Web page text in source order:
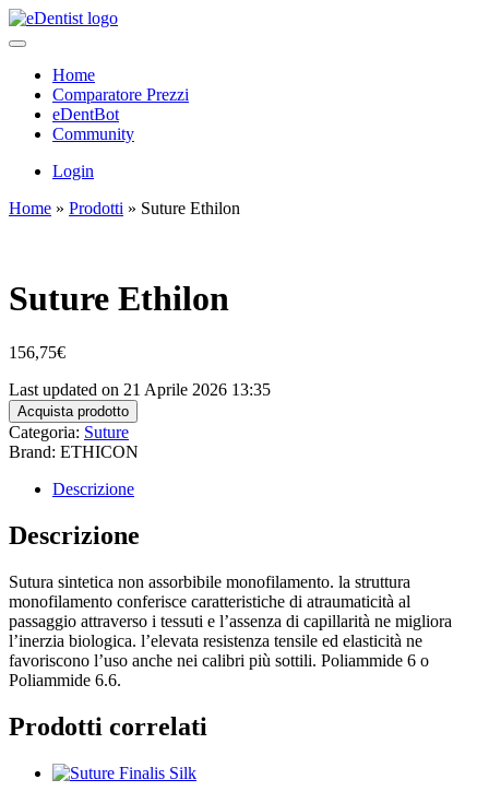
Home
Comparatore Prezzi
eDentBot
Community
Login
Home » Prodotti » Suture Ethilon
Suture Ethilon
156,75€
Last updated on 21 Aprile 2026 13:35
Acquista prodotto
Categoria: Suture
Brand: ETHICON
Descrizione
Descrizione
Sutura sintetica non assorbibile monofilamento. la struttura
monofilamento conferisce caratteristiche di atraumaticità al
passaggio attraverso i tessuti e l’assenza di capillarità ne migliora
l’inerzia biologica. l’elevata resistenza tensile ed elasticità ne
favoriscono l’uso anche nei calibri più sottili. Poliammide 6 o
Poliammide 6.6.
Prodotti correlati